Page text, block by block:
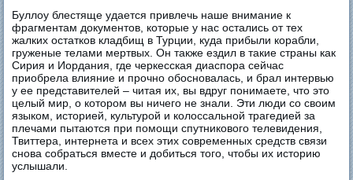
Буллоу блестяще удается привлечь наше внимание к
фрагментам документов, которые у нас остались от тех
жалких остатков кладбищ в Турции, куда прибыли корабли,
груженые телами мертвых. Он также ездил в такие страны как
Сирия и Иордания, где черкесская диаспора сейчас
приобрела влияние и прочно обосновалась, и брал интервью
у ее представителей – читая их, вы вдруг понимаете, что это
целый мир, о котором вы ничего не знали. Эти люди со своим
языком, историей, культурой и колоссальной трагедией за
плечами пытаются при помощи спутникового телевидения,
Твиттера, интернета и всех этих современных средств связи
снова собраться вместе и добиться того, чтобы их историю
услышали.